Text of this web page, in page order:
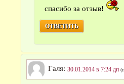
спасибо за отзыв!
ОТВЕТИТЬ
Галя: 30.01.2014 в 7:24 дп